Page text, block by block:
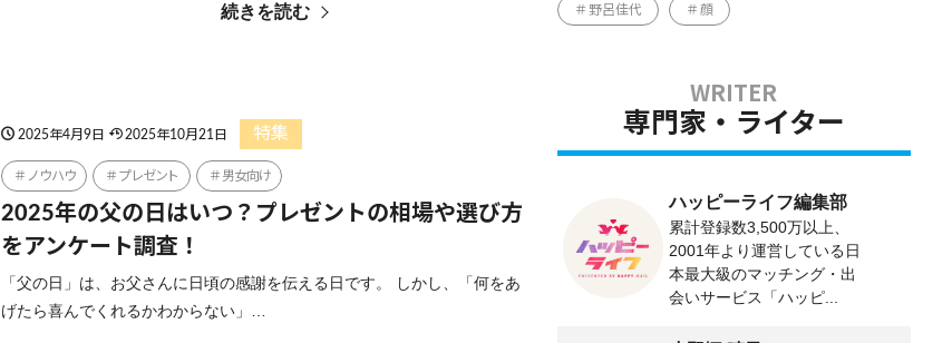
続きを読む
2025年4月9日 2025年10月21日 特集
ノウハウ プレゼント 男女向け
2025年の父の日はいつ？プレゼントの相場や選び方
をアンケート調査！
「父の日」は、お父さんに日頃の感謝を伝える日です。 しかし、「何をあ
げたら喜んでくれるかわからない」…
野呂佳代 顔
専門家・ライター
ハッピーライフ編集部
累計登録数3,500万以上、
2001年より運営している日
本最大級のマッチング・出
会いサービス「ハッピ...